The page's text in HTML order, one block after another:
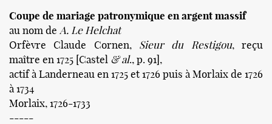
Coupe de mariage patronymique en argent massif
au nom de A. Le Helchat
Orfèvre Claude Cornen, Sieur du Restigou, reçu
maître en 1725 [Castel & al., p. 91],
actif à Landerneau en 1725 et 1726 puis à Morlaix de 1726
à 1734
Morlaix, 1726-1733
-----